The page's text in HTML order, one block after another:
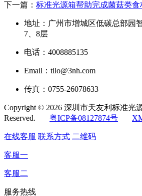
下一篇： 标准光源箱帮助完成菌菇类
地址：广州市增城区低碳总部园
7、8层
电话：4008885135
Email：tilo@3nh.com
传真：0755-26078633
Copyright © 2026 深圳市天友利标准光
Reserved. 粤ICP备08127874号
在线客服 联系方式 二维码
客服一
客服二
服务热线